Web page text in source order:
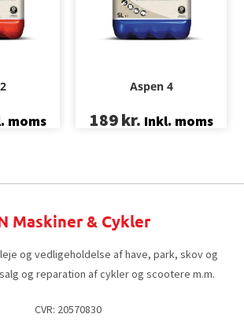
moms
Aspen 4
189kr. Inkl. moms
Maskiner & Cykler
og vedligeholdelse af have, park, skov og
og reparation af cykler og scootere m.m.
CVR: 20570830